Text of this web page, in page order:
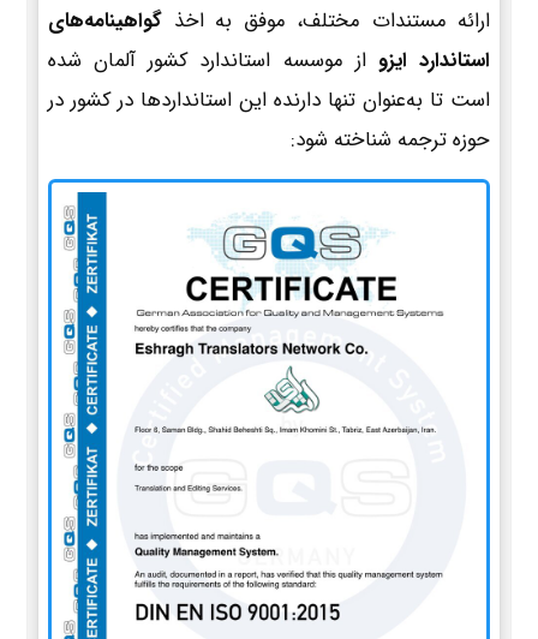
ارائه مستندات مختلف، موفق به اخذ گواهینامه‌های
استاندارد ایزو از موسسه استاندارد کشور آلمان شده
است تا به‌عنوان تنها دارنده این استانداردها در کشور در
حوزه ترجمه شناخته شود: